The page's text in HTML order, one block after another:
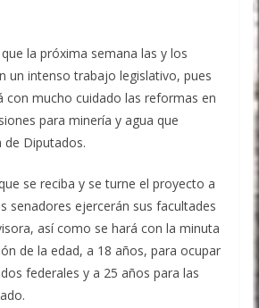
la próxima semana las y los
un intenso trabajo legislativo, pues
con mucho cuidado las reformas en
para minería y agua que
de Diputados.
se reciba y se turne el proyecto a
senadores ejercerán sus facultades
así como se hará con la minuta
de la edad, a 18 años, para ocupar
federales y a 25 años para las